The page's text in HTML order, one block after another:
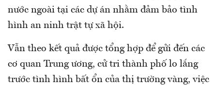
nước ngoài tại các dự án nhằm đảm bảo tình
hình an ninh trật tự xã hội.
Vẫn theo kết quả được tổng hợp để gửi đến các
cơ quan Trung ương, cử tri thành phố lo lắng
trước tình hình bất ổn của thị trường vàng, việc